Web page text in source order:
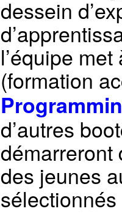
dessein
l’équipe
(formation
d’autres
démarreront
des jeunes